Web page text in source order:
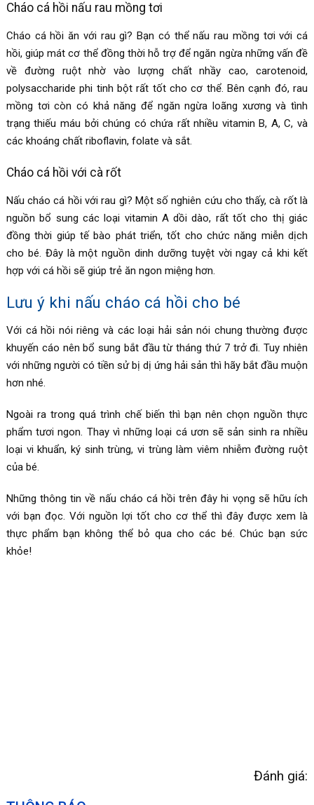
Cháo cá hồi nấu rau mồng tơi
Cháo cá hồi ăn với rau gì? Bạn có thể nấu rau mồng tơi với cá
hồi, giúp mát cơ thể đồng thời hỗ trợ để ngăn ngừa những vấn đề
về đường ruột nhờ vào lượng chất nhầy cao, carotenoid,
polysaccharide phi tinh bột rất tốt cho cơ thể. Bên cạnh đó, rau
mồng tơi còn có khả năng để ngăn ngừa loãng xương và tình
trạng thiếu máu bởi chúng có chứa rất nhiều vitamin B, A, C, và
các khoáng chất riboflavin, folate và sắt.
Cháo cá hồi với cà rốt
Nấu cháo cá hồi với rau gì? Một số nghiên cứu cho thấy, cà rốt là
nguồn bổ sung các loại vitamin A dồi dào, rất tốt cho thị giác
đồng thời giúp tế bào phát triển, tốt cho chức năng miễn dịch
cho bé. Đây là một nguồn dinh dưỡng tuyệt vời ngay cả khi kết
hợp với cá hồi sẽ giúp trẻ ăn ngon miệng hơn.
Lưu ý khi nấu cháo cá hồi cho bé
Với cá hồi nói riêng và các loại hải sản nói chung thường được
khuyến cáo nên bổ sung bắt đầu từ tháng thứ 7 trở đi. Tuy nhiên
với những người có tiền sử bị dị ứng hải sản thì hãy bắt đầu muộn
hơn nhé.
Ngoài ra trong quá trình chế biến thì bạn nên chọn nguồn thực
phẩm tươi ngon. Thay vì những loại cá ươn sẽ sản sinh ra nhiều
loại vi khuẩn, ký sinh trùng, vi trùng làm viêm nhiễm đường ruột
của bé.
Những thông tin về nấu cháo cá hồi trên đây hi vọng sẽ hữu ích
với bạn đọc. Với nguồn lợi tốt cho cơ thể thì đây được xem là
thực phẩm bạn không thể bỏ qua cho các bé. Chúc bạn sức
khỏe!
Đánh giá: